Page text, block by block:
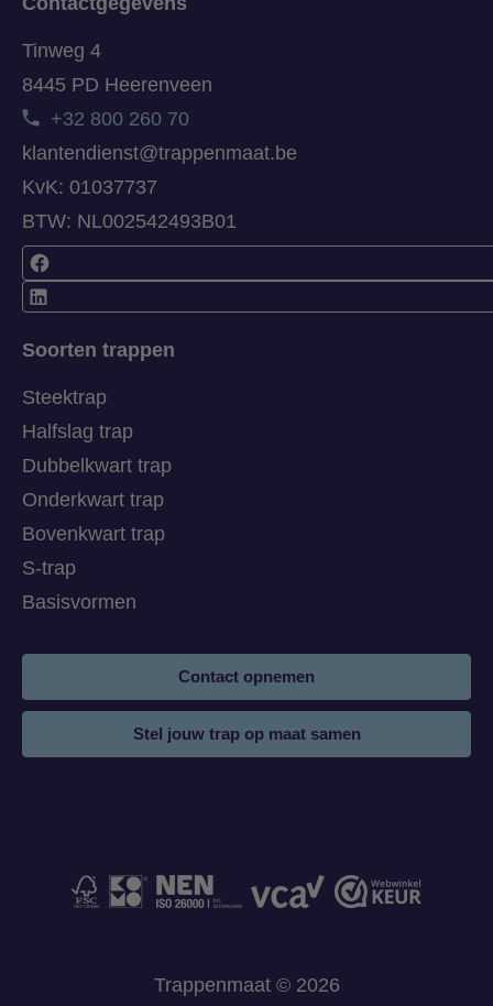
Soorten trappen
Steektrap
Halfslag trap
Dubbelkwart trap
Onderkwart trap
Bovenkwart trap
S-trap
Basisvormen
Tinweg 4
8445 PD Heerenveen
+32 800 260 70
klantendienst@trappenmaat.be
KvK: 01037737
BTW: NL002542493B01
Contact opnemen
Stel jouw trap op maat samen
Trappenmaat © 2026